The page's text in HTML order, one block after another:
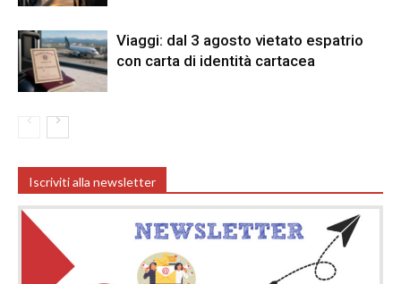
Viaggi: dal 3 agosto vietato espatrio
con carta di identità cartacea
Iscriviti alla newsletter